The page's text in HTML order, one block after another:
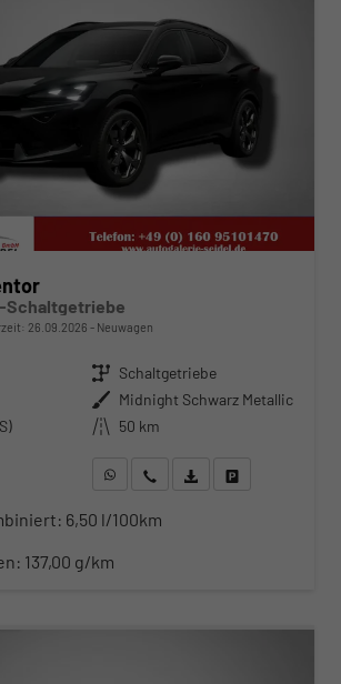
Schaltgetriebe
26.09.2026 Neuwagen
Getriebe Schaltgetriebe
Außenfarbe Midnight Schwarz Metallic
Kilometerstand 50 km
WhatsApp anfragen
Wir rufen Sie anFahrzeugexposé (PDF)
6,50 l/100km
137,00 g/km